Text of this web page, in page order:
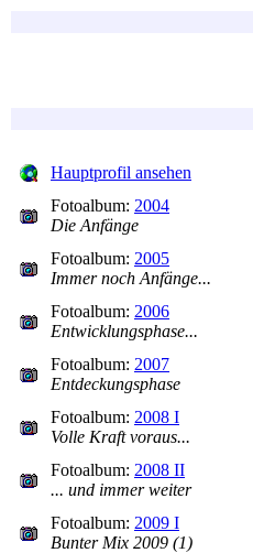
Hauptprofil ansehen
Fotoalbum: 2004
Die Anfänge
Fotoalbum: 2005
Immer noch Anfänge...
Fotoalbum: 2006
Entwicklungsphase...
Fotoalbum: 2007
Entdeckungsphase
Fotoalbum: 2008 I
Volle Kraft voraus...
Fotoalbum: 2008 II
... und immer weiter
Fotoalbum: 2009 I
Bunter Mix 2009 (1)